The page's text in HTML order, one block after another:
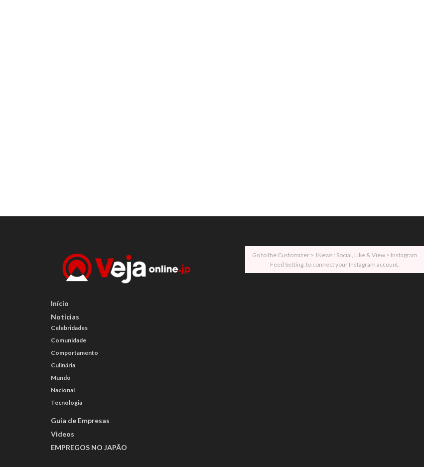
Início
Notícias
Celebridades
Comunidade
Comportamento
Culinária
Mundo
Nacional
Tecnologia
Guia de Empresas
Videos
EMPREGOS NO JAPÃO
Go to the Customizer > JNews : Social, Like & View > Instagram
Feed Setting, to connect your Instagram account.